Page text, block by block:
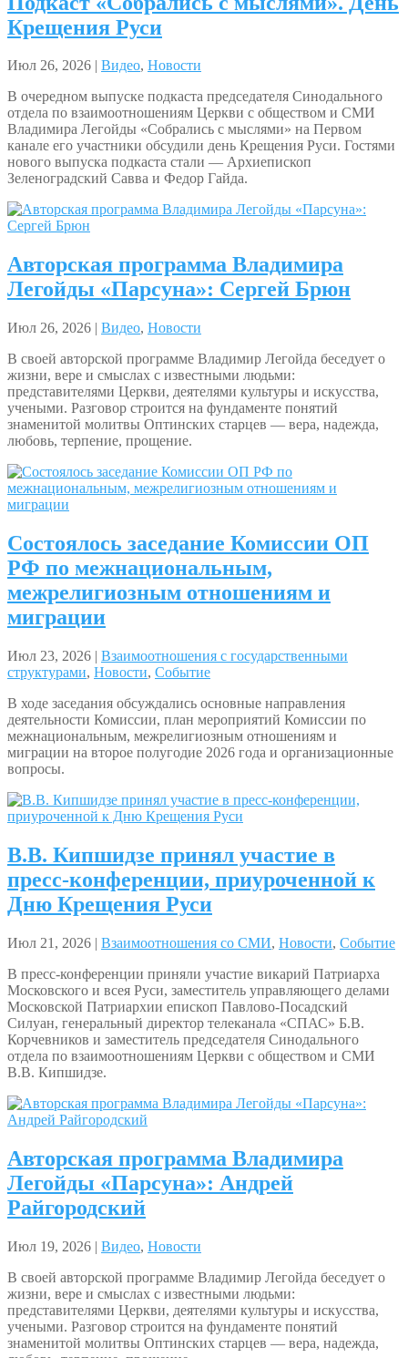
Крещения Руси
Июл 26, 2026 | Видео, Новости
В очередном выпуске подкаста председателя Синодального
отдела по взаимоотношениям Церкви с обществом и СМИ
Владимира Легойды «Собрались с мыслями» на Первом
канале его участники обсудили день Крещения Руси. Гостями
нового выпуска подкаста стали — Архиепископ
Зеленоградский Савва и Федор Гайда.
Авторская программа Владимира
Легойды «Парсуна»: Сергей Брюн
Июл 26, 2026 | Видео, Новости
В своей авторской программе Владимир Легойда беседует о
жизни, вере и смыслах с известными людьми:
представителями Церкви, деятелями культуры и искусства,
учеными. Разговор строится на фундаменте понятий
знаменитой молитвы Оптинских старцев — вера, надежда,
любовь, терпение, прощение.
Состоялось заседание Комиссии ОП
РФ по межнациональным,
межрелигиозным отношениям и
миграции
Июл 23, 2026 | Взаимоотношения с государственными
структурами, Новости, Событие
В ходе заседания обсуждались основные направления
деятельности Комиссии, план мероприятий Комиссии по
межнациональным, межрелигиозным отношениям и
миграции на второе полугодие 2026 года и организационные
вопросы.
В.В. Кипшидзе принял участие в
пресс-конференции, приуроченной к
Дню Крещения Руси
Июл 21, 2026 | Взаимоотношения со СМИ, Новости, Событие
В пресс-конференции приняли участие викарий Патриарха
Московского и всея Руси, заместитель управляющего делами
Московской Патриархии епископ Павлово-Посадский
Силуан, генеральный директор телеканала «СПАС» Б.В.
Корчевников и заместитель председателя Синодального
отдела по взаимоотношениям Церкви с обществом и СМИ
В.В. Кипшидзе.
Авторская программа Владимира
Легойды «Парсуна»: Андрей
Райгородский
Июл 19, 2026 | Видео, Новости
В своей авторской программе Владимир Легойда беседует о
жизни, вере и смыслах с известными людьми:
представителями Церкви, деятелями культуры и искусства,
учеными. Разговор строится на фундаменте понятий
знаменитой молитвы Оптинских старцев — вера, надежда,